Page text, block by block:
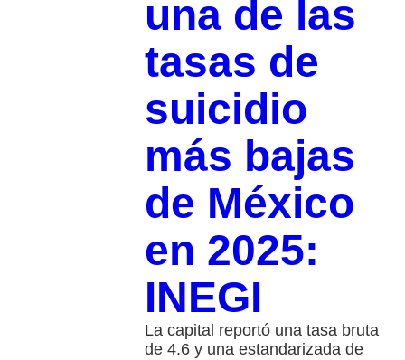
una de las
tasas de
suicidio
más bajas
de México
en 2025:
INEGI
La capital reportó una tasa bruta
de 4.6 y una estandarizada de